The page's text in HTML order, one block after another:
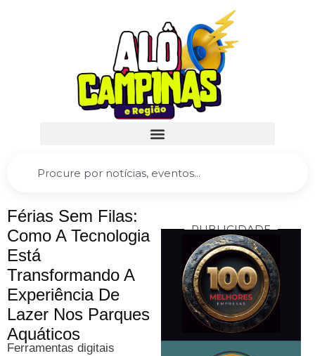
Férias Sem Filas:
Como A Tecnologia
Está
Transformando A
Experiência De
Lazer Nos Parques
Aquáticos
Ferramentas digitais
PUBLICIDADE